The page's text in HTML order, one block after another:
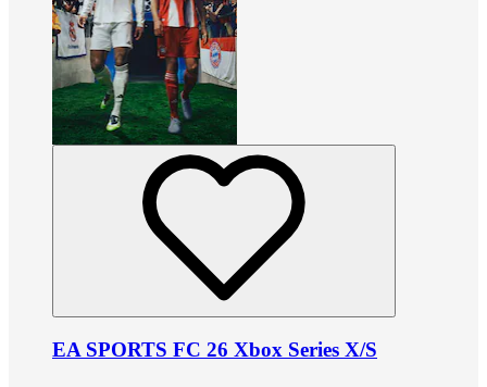
EA SPORTS FC 26 Xbox Series X/S